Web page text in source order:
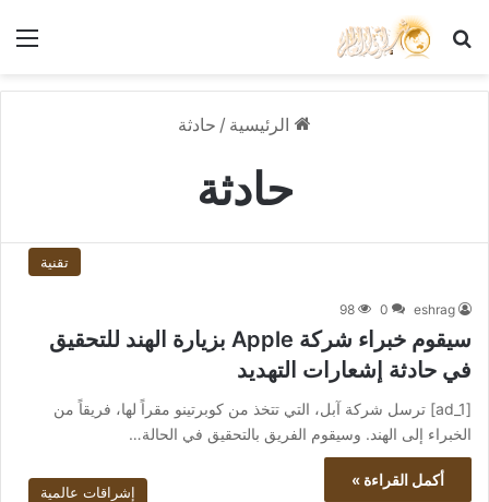
بحث عن
الرئيسية / حادثة
حادثة
تقنية
eshrag
0
98
سيقوم خبراء شركة Apple بزيارة الهند للتحقيق
في حادثة إشعارات التهديد
[ad_1] ترسل شركة آبل، التي تتخذ من كوبرتينو مقراً لها، فريقاً من
الخبراء إلى الهند. وسيقوم الفريق بالتحقيق في الحالة…
أكمل القراءة »
إشراقات عالمية